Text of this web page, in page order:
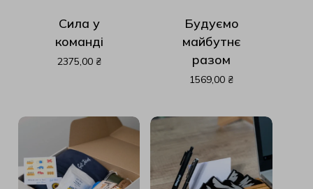
Сила у
команді
2375,00 ₴
Будуємо
майбутнє
разом
1569,00 ₴